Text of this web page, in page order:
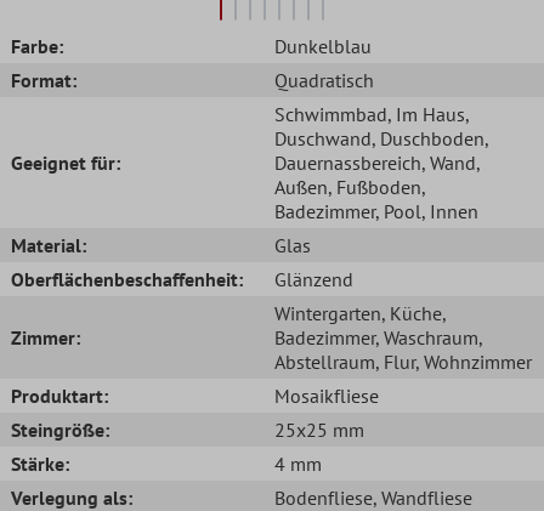
Farbe:
Dunkelblau
Format:
Quadratisch
Geeignet für:
Schwimmbad, Im Haus,
Duschwand, Duschboden,
Dauernassbereich, Wand,
Außen, Fußboden,
Badezimmer, Pool, Innen
Material:
Glas
Oberflächenbeschaffenheit:
Glänzend
Zimmer:
Wintergarten, Küche,
Badezimmer, Waschraum,
Abstellraum, Flur, Wohnzimmer
Produktart:
Mosaikfliese
Steingröße:
25x25 mm
Stärke:
4 mm
Verlegung als:
Bodenfliese, Wandfliese